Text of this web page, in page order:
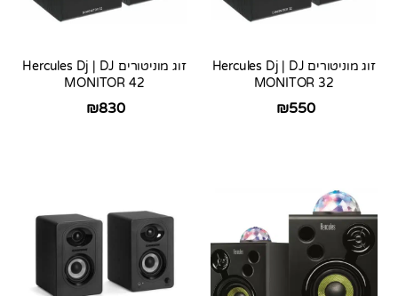
זוג מוניטורים Hercules Dj | DJ
MONITOR 32
₪550
זוג מוניטורים Hercules Dj | DJ
MONITOR 42
₪830